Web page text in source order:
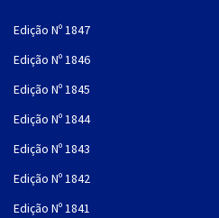
Edição Nº 1847
Edição Nº 1846
Edição Nº 1845
Edição Nº 1844
Edição Nº 1843
Edição Nº 1842
Edição Nº 1841